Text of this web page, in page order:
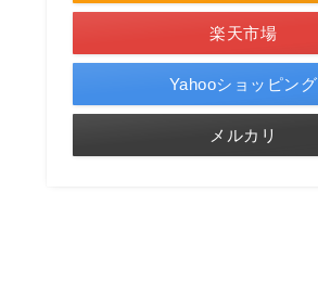
楽天市場
Yahooショッピング
メルカリ